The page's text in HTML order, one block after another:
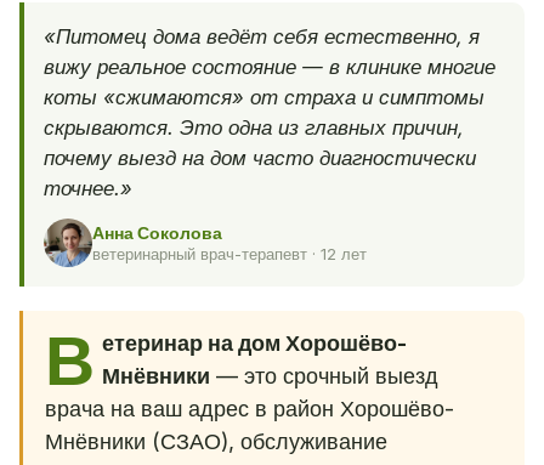
«Питомец дома ведёт себя естественно, я
вижу реальное состояние — в клинике многие
коты «сжимаются» от страха и симптомы
скрываются. Это одна из главных причин,
почему выезд на дом часто диагностически
точнее.»
Анна Соколова
ветеринарный врач-терапевт · 12 лет
В етеринар на дом Хорошёво-
Мнёвники — это срочный выезд
врача на ваш адрес в район Хорошёво-
Мнёвники (СЗАО), обслуживание